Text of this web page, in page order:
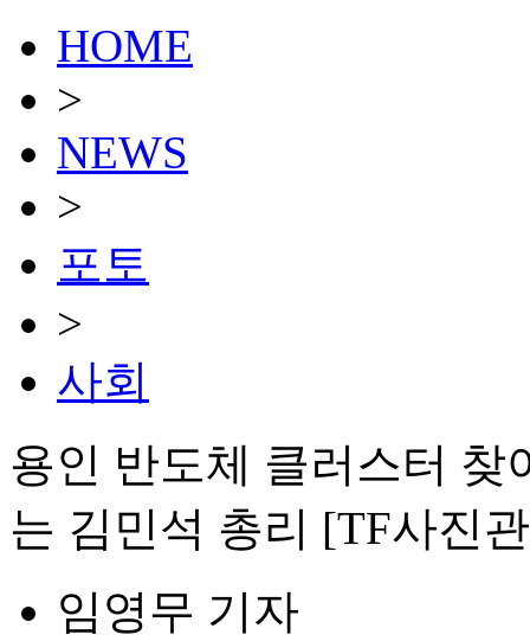
HOME
>
NEWS
>
포토
>
사회
용인 반도체 클러스터 찾
는 김민석 총리 [TF사진
임영무 기자